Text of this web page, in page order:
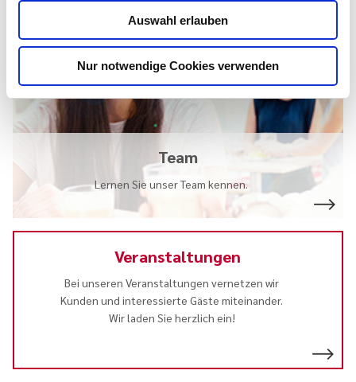
Auswahl erlauben
Nur notwendige Cookies verwenden
Team
Lernen Sie unser Team kennen.
Veranstaltungen
Bei unseren Veranstaltungen vernetzen wir
Kunden und interessierte Gäste miteinander.
Wir laden Sie herzlich ein!